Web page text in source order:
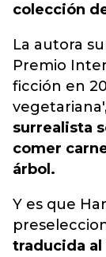
colección
La autora
Premio
ficción en
surrealista
comer
árbol.
Y es que
traducida